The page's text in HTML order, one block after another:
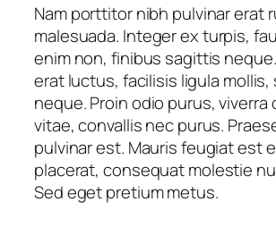
Nam porttitor nibh pulvinar erat
malesuada. Integer ex turpis,
enim non, finibus sagittis
erat luctus, facilisis ligula
neque. Proin odio purus, viverra
vitae, convallis nec purus.
pulvinar est. Mauris feugiat est
placerat, consequat molestie
Sed eget pretium metus.